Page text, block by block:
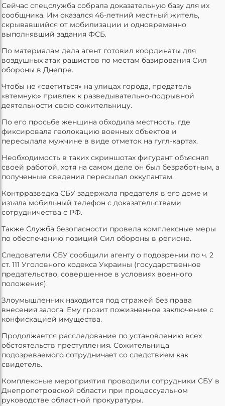
Сейчас спецслужба собрала доказательную базу для их
сообщника. Им оказался 46-летний местный житель,
скрывавшийся от мобилизации и одновременно
выполнявший задания ФСБ.
По материалам дела агент готовил координаты для
воздушных атак рашистов по местам базирования Сил
обороны в Днепре.
Чтобы не «светиться» на улицах города, предатель
«втемную» привлек к разведывательно-подрывной
деятельности свою сожительницу.
По его просьбе женщина обходила местность, где
фиксировала геолокацию военных объектов и
пересылала мужчине в виде отметок на гугл-картах.
Необходимость в таких скриншотах фигурант объяснял
своей работой, хотя на самом деле он был безработным, а
полученные сведения пересылал оккупантам.
Контрразведка СБУ задержала предателя в его доме и
изъяла мобильный телефон с доказательствами
сотрудничества с РФ.
Также Служба безопасности провела комплексные меры
по обеспечению позиций Сил обороны в регионе.
Следователи СБУ сообщили агенту о подозрении по ч. 2
ст. 111 Уголовного кодекса Украины (государственное
предательство, совершенное в условиях военного
положения).
Злоумышленник находится под стражей без права
внесения залога. Ему грозит пожизненное заключение с
конфискацией имущества.
Продолжается расследование по установлению всех
обстоятельств преступления. Сожительница
подозреваемого сотрудничает со следствием как
свидетель.
Комплексные мероприятия проводили сотрудники СБУ в
Днепропетровской области при процессуальном
руководстве областной прокуратуры.